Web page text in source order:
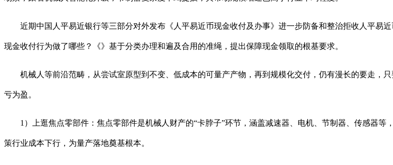
近期中国人平易近银行等三部分对外发布《人平易近币现金收付及办事》进一步防备和整治拒收人平易近
现金收付行为做了哪些？《》基于分类办理和遍及合用的准绳，提出保障现金领取的根基要求。
机械人等前沿范畴，从尝试室原型到不变、低成本的可量产产物，再到规模化交付，仍有漫长的要走，
亏为盈。
1）上逛焦点零部件：焦点零部件是机械人财产的“卡脖子”环节，涵盖减速器、电机、节制器、传感器等
策行业成本下行，为量产落地奠基根本。